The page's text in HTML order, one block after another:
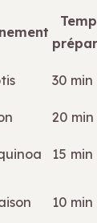
30 min
20 min
15 min
10 min